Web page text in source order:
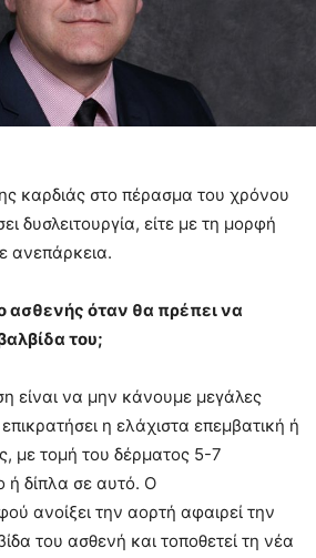
καρδιάς στο πέρασμα του χρόνου
δυσλειτουργία, είτε με τη μορφή
ανεπάρκεια.
ασθενής όταν θα πρέπει να
του;
είναι να μην κάνουμε μεγάλες
επικρατήσει η ελάχιστα επεμβατική ή
με τομή του δέρματος 5-7
ή δίπλα σε αυτό. Ο
ανοίξει την αορτή αφαιρεί την
του ασθενή και τοποθετεί τη νέα